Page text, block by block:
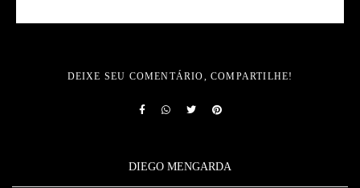
DEIXE SEU COMENTÁRIO, COMPARTILHE!
DIEGO MENGARDA